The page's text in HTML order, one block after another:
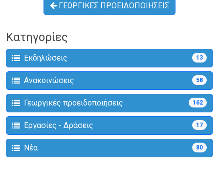
ΓΕΩΡΓΙΚΕΣ ΠΡΟΕΙΔΟΠΟΙΗΣΕΙΣ
Κατηγορίες
Εκδηλώσεις 13
Ανακοινώσεις 58
Γεωργικές προειδοποιήσεις 162
Εργασίες - Δράσεις 17
Νέα 80